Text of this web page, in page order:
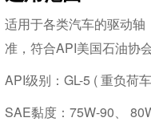
适用于各类汽车的驱动
准，符合API美国石油协
API级别：GL-5 ( 重负荷
SAE黏度：75W-90、